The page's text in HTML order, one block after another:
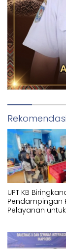
UPT KB
Pendampingan
Pelayanan